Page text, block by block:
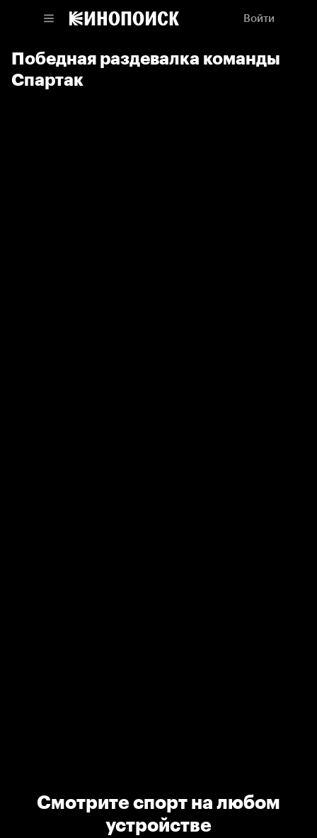
Войти
Победная раздевалка команды
Спартак
Смотрите спорт на любом
устройстве